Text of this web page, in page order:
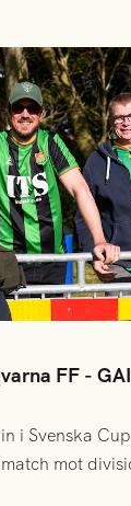
FF -
i Svenska
mot
stötta